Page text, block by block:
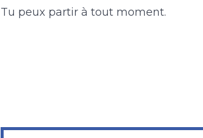
Tu peux partir à tout moment.